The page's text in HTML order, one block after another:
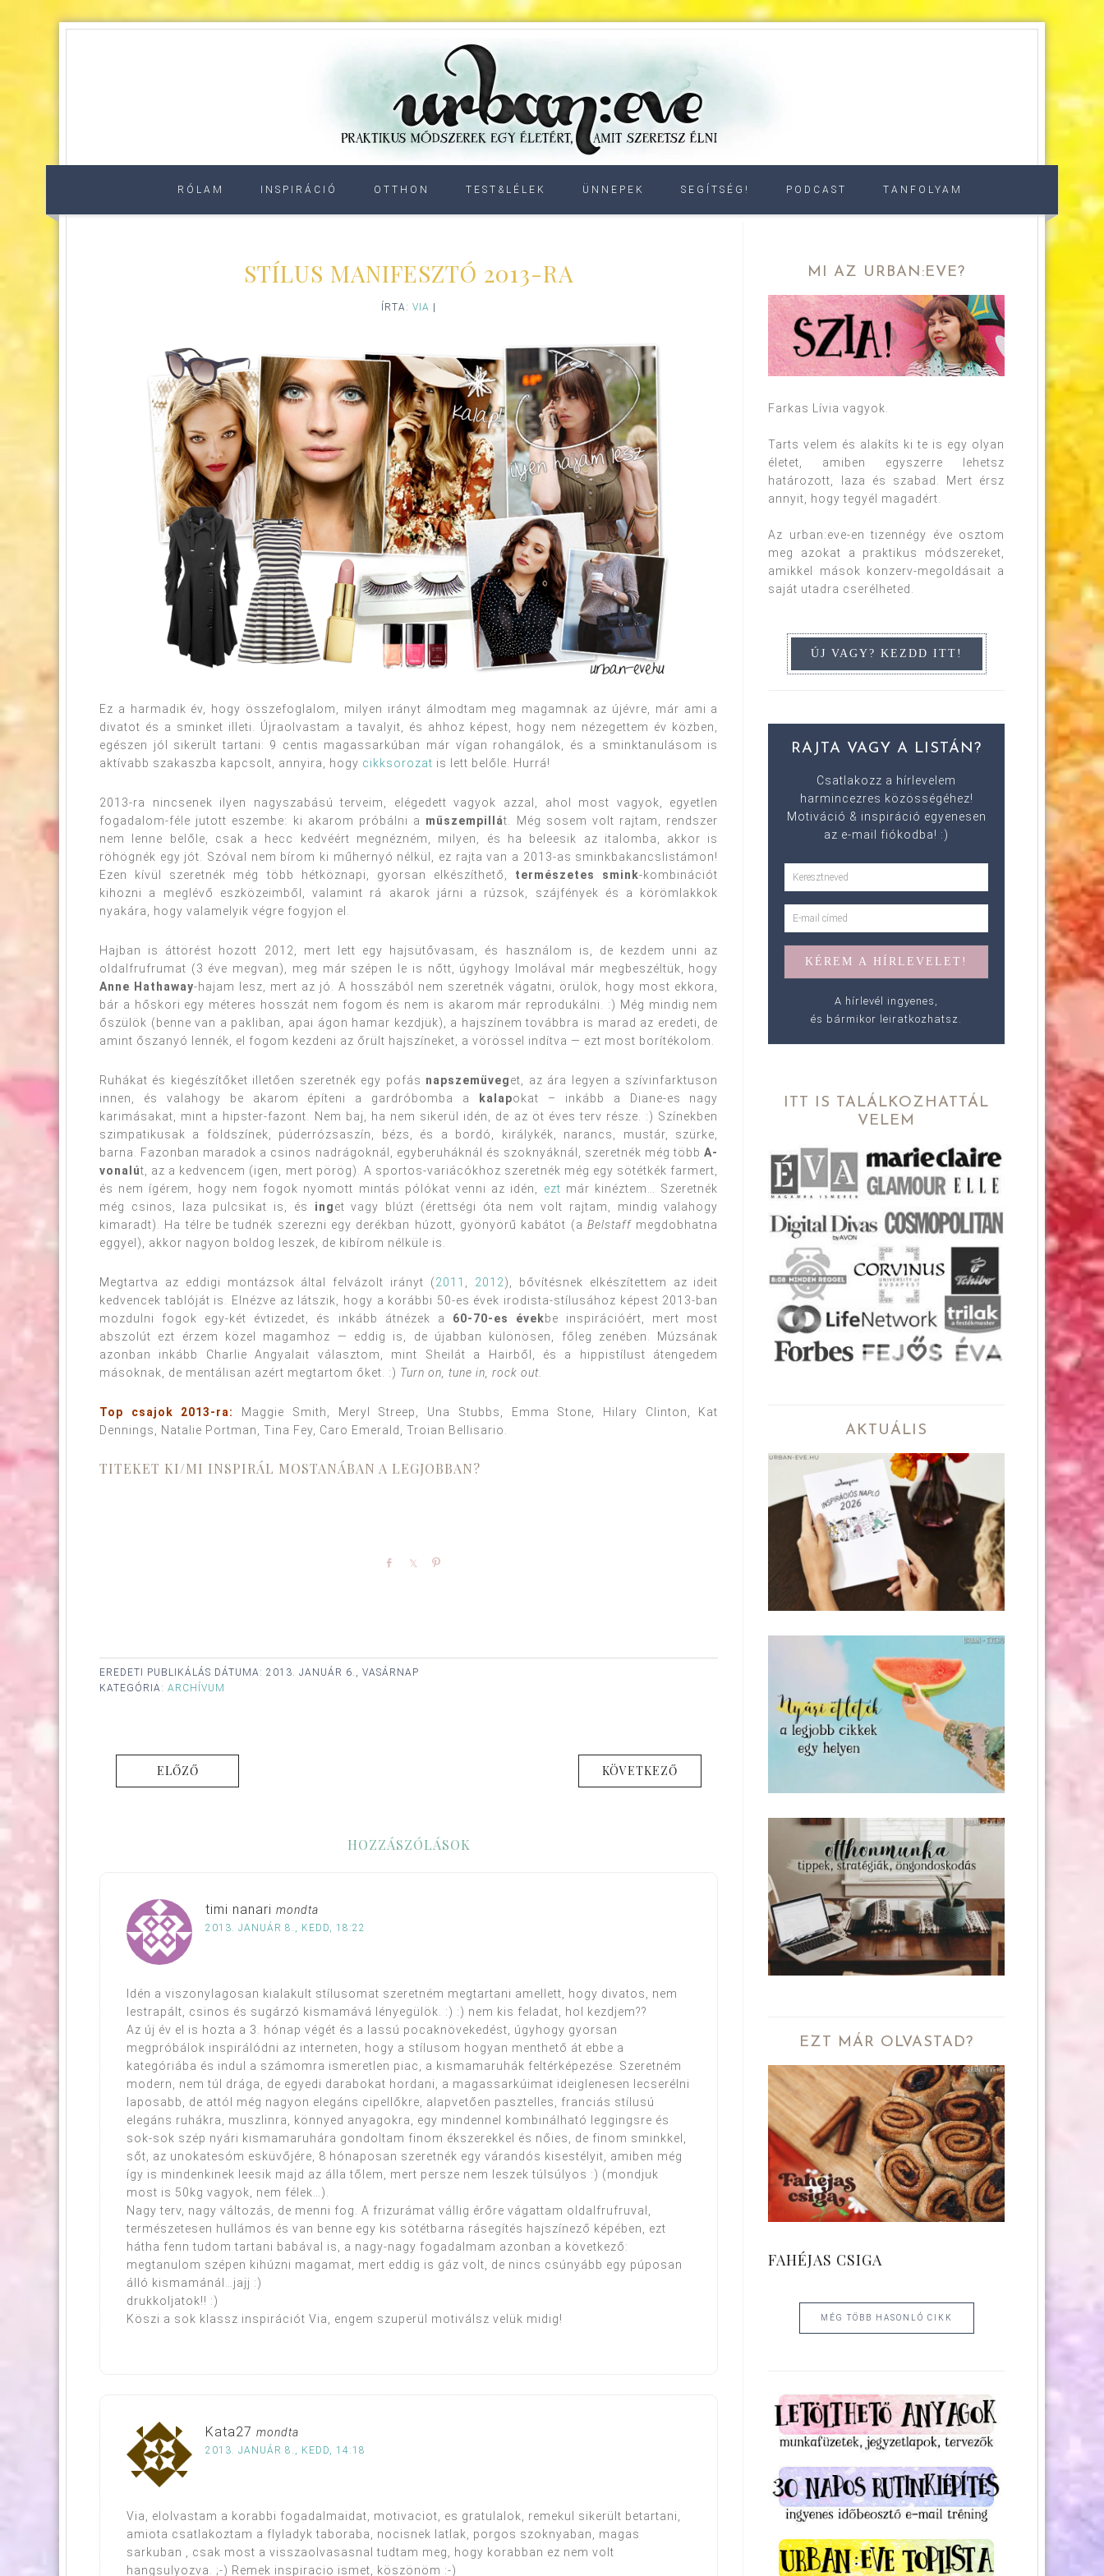
RÓLAM INSPIRÁCIÓ OTTHON TEST&LÉLEK ÜNNEPEK SEGÍTSÉG! PODCAST TANFOLYAM
STÍLUS MANIFESZTÓ 2013-RA
ÍRTA:VIA
Ez a harmadik év, hogy összefoglalom, milyen irányt álmodtam meg magamnak az újévre, már ami a
divatot és a sminket illeti. Újraolvastam a tavalyit, és ahhoz képest, hogy nem nézegettem év közben,
egészen jól sikerült tartani: 9 centis magassarkúban már vígan rohangálok, és a sminktanulásom is
aktívabb szakaszba kapcsolt, annyira, hogy cikksorozat is lett belőle. Hurrá!
2013-ra nincsenek ilyen nagyszabású terveim, elégedett vagyok azzal, ahol most vagyok, egyetlen
fogadalom-féle jutott eszembe: ki akarom próbálni a műszempillát. Még sosem volt rajtam, rendszer
nem lenne belőle, csak a hecc kedvéért megnézném, milyen, és ha beleesik az italomba, akkor is
röhögnék egy jót. Szóval nem bírom ki műhernyó nélkül, ez rajta van a 2013-as sminkbakancslistámon!
Ezen kívül szeretnék még több hétköznapi, gyorsan elkészíthető, természetes smink-kombinációt
kihozni a meglévő eszközeimből, valamint rá akarok járni a rúzsok, szájfények és a körömlakkok
nyakára, hogy valamelyik végre fogyjon el.
Hajban is áttörést hozott 2012, mert lett egy hajsütővasam, és használom is, de kezdem unni az
oldalfrufrumat (3 éve megvan), meg már szépen le is nőtt, úgyhogy Imolával már megbeszéltük, hogy
Anne Hathaway-hajam lesz, mert az jó. A hosszából nem szeretnék vágatni, örülök, hogy most ekkora,
bár a hőskori egy méteres hosszát nem fogom és nem is akarom már reprodukálni. :) Még mindig nem
őszülök (benne van a pakliban, apai ágon hamar kezdjük), a hajszínem továbbra is marad az eredeti, de
amint őszanyó lennék, el fogom kezdeni az őrült hajszíneket, a vörössel indítva — ezt most borítékolom.
Ruhákat és kiegészítőket illetően szeretnék egy pofás napszemüveget, az ára legyen a szívinfarktuson
innen, és valahogy be akarom építeni a gardróbomba a
kalapokat – inkább a Diane-es nagy
karimásakat, mint a hipster-fazont. Nem baj, ha nem sikerül idén, de az öt éves terv része. :) Színekben
szimpatikusak a földszínek, púderrózsaszín, bézs, és a bordó, királykék, narancs, mustár, szürke,
barna. Fazonban maradok a csinos nadrágoknál, egyberuháknál és szoknyáknál, szeretnék még többA-
vonalút, az a kedvencem (igen, mert pörög). A sportos-variácókhoz szeretnék még egy sötétkék farmert,
és nem ígérem, hogy nem fogok nyomott mintás pólókat venni az idén, ezt már kinéztem… Szeretnék
még csinos, laza pulcsikat is, és inget vagy blúzt (érettségi óta nem volt rajtam, mindig valahogy
kimaradt). Ha télre be tudnék szerezni egy derékban húzott, gyönyörű kabátot (aBelstaff megdobhatna
eggyel), akkor nagyon boldog leszek, de kibírom nélküle is.
Megtartva az eddigi montázsok által felvázolt irányt (2011 , 2012), bővítésnek elkészítettem az ideit
kedvencek tablóját is. Elnézve az látszik, hogy a korábbi 50-es évek irodista-stílusához képest 2013-ban
mozdulni fogok egy-két évtizedet, és inkább átnézek a 60-70-es évekbe inspirációért, mert most
abszolút ezt érzem közel magamhoz — eddig is, de újabban különösen, főleg zenében. Múzsának
azonban inkább Charlie Angyalait választom, mint Sheilát a Hairből, és a hippistílust átengedem
másoknak, de mentálisan azért megtartom őket. :) Turn on, tune in, rock out.
Top csajok 2013-ra:
Maggie Smith, Meryl Streep, Una Stubbs, Emma Stone, Hilary Clinton, Kat
Dennings, Natalie Portman, Tina Fey, Caro Emerald, Troian Bellisario.
TITEKET KI/MI INSPIRÁL MOSTANÁBAN A LEGJOBBAN?
Share Share
EREDETI PUBLIKÁLÁS DÁTUMA: 2013. JANUÁR 6., VASÁRNAP
KATEGÓRIA: ARCHÍVUM
ELŐZŐ KÖVETKEZŐ
HOZZÁSZÓLÁSOK
timi nanari mondta
2013. JANUÁR 8., KEDD, 18:22
Idén a viszonylagosan kialakult stílusomat szeretném megtartani amellett, hogy divatos, nem
lestrapált, csinos és sugárzó kismamává lényegülök. :) :) nem kis feladat, hol kezdjem??
Az új év el is hozta a 3. hónap végét és a lassú pocaknövekedést, úgyhogy gyorsan
megpróbálok inspirálódni az interneten, hogy a stílusom hogyan menthető át ebbe a
kategóriába és indul a számomra ismeretlen piac, a kismamaruhák feltérképezése. Szeretném
modern, nem túl drága, de egyedi darabokat hordani, a magassarkúimat ideiglenesen lecserélni
laposabb, de attól még nagyon elegáns cipellőkre, alapvetően pasztelles, franciás stílusú
elegáns ruhákra, muszlinra, könnyed anyagokra, egy mindennel kombinálható leggingsre és
sok-sok szép nyári kismamaruhára gondoltam finom ékszerekkel és nőies, de finom sminkkel,
sőt, az unokatesóm esküvőjére, 8 hónaposan szeretnék egy várandós kisestélyit, amiben még
így is mindenkinek leesik majd az álla tőlem, mert persze nem leszek túlsúlyos :) (mondjuk
most is 50kg vagyok, nem félek…).
Nagy terv, nagy változás, de menni fog. A frizurámat vállig érőre vágattam oldalfrufruval,
természetesen hullámos és van benne egy kis sötétbarna rásegítés hajszínező képében, ezt
hátha fenn tudom tartani babával is, a nagy-nagy fogadalmam azonban a következő:
megtanulom szépen kihúzni magamat, mert eddig is gáz volt, de nincs csúnyább egy púposan
álló kismamánál…jajj :)
drukkoljatok!! :)
Köszi a sok klassz inspirációt Via, engem szuperül motiválsz velük midig!
Kata27 mondta
2013. JANUÁR 8., KEDD, 14:18
Via, elolvastam a korabbi fogadalmaidat, motivaciot, es gratulalok, remekul sikerült betartani,
amiota csatlakoztam a flyladyk taboraba, nocisnek latlak, porgos szoknyaban, magas
sarkuban , csak most a visszaolvasasnal tudtam meg, hogy korabban ez nem volt
hangsulyozva. ;-) Remek inspiracio ismet, köszönöm :-)
MI AZ URBAN:EVE?
Farkas Lívia vagyok.
Tarts velem és alakíts ki te is egy olyan
életet, amiben egyszerre lehetsz
határozott, laza és szabad. Mert érsz
annyit, hogy tegyél magadért.
Az urban:eve-en tizennégy éve osztom
meg azokat a praktikus módszereket,
amikkel mások konzerv-megoldásait a
saját utadra cserélheted.
RAJTA VAGY A LISTÁN?
Csatlakozz a hírlevelem
harmincezres közösségéhez!
Motiváció & inspiráció egyenesen
az e-mail fiókodba! :)
A hírlevél ingyenes,
és bármikor leiratkozhatsz.
ITT IS TALÁLKOZHATTÁL
VELEM
AKTUÁLIS
EZT MÁR OLVASTAD?
FAHÉJAS CSIGA
MÉG TÖBB HASONLÓ CIKK